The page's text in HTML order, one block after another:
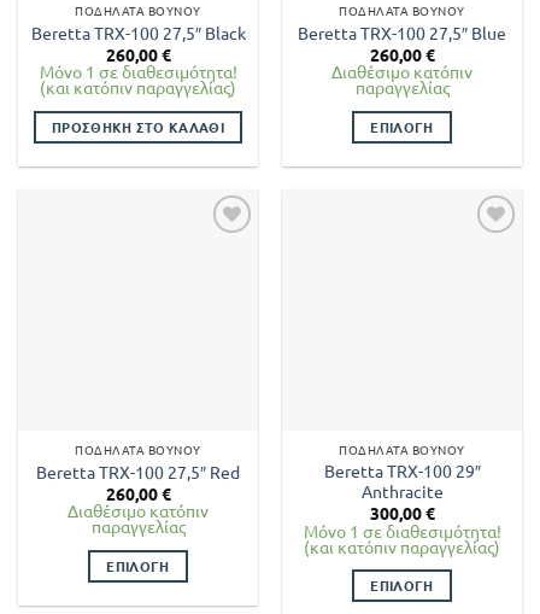
ΠΟΔΉΛΑΤΑ ΒΟΥΝΟΎ
Beretta TRX-100 27,5″ Black
260,00€
Μόνο 1 σε διαθεσιμότητα!
(και κατόπιν παραγγελίας)
ΠΡΟΣΘΉΚΗ ΣΤΟ ΚΑΛΆΘΙ
ΠΟΔΉΛΑΤΑ ΒΟΥΝΟΎ
Beretta TRX-100 27,5″ Blue
260,00€
Διαθέσιμο κατόπιν
παραγγελίας
ΕΠΙΛΟΓΉ
σελίδα
του
προϊόντος
ΠΟΔΉΛΑΤΑ ΒΟΥΝΟΎ
Beretta TRX-100 27,5″ Red
260,00€
Διαθέσιμο κατόπιν
παραγγελίας
ΕΠΙΛΟΓΉ
ΠΟΔΉΛΑΤΑ ΒΟΥΝΟΎ
Beretta TRX-100 29″
Anthracite
300,00€
Μόνο 1 σε διαθεσιμότητα!
(και κατόπιν παραγγελίας)
ΕΠΙΛΟΓΉ